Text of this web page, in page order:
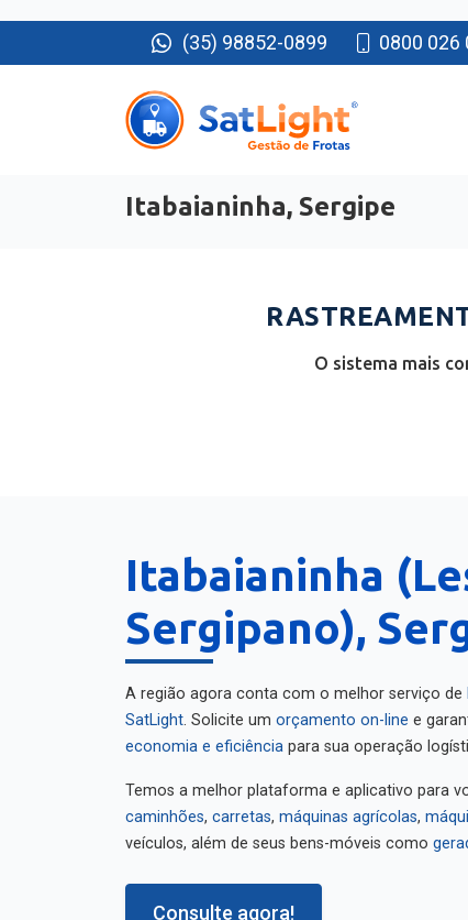
(35) 98852-0899 0800 026
Itabaianinha, Sergipe
O sistema mais
Itabaianinha
Sergipano),
A região agora conta com o melhor serviço de
SatLight
. Solicite um orçamento on-line
e
economia e eficiência
para sua operação
Temos a melhor plataforma e aplicativo para
caminhões
máquinas agrícolas
veículos, além de seus bens-móveis como
Consulte agora!